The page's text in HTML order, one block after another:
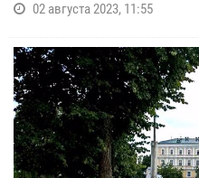
02 августа 2023, 11:55